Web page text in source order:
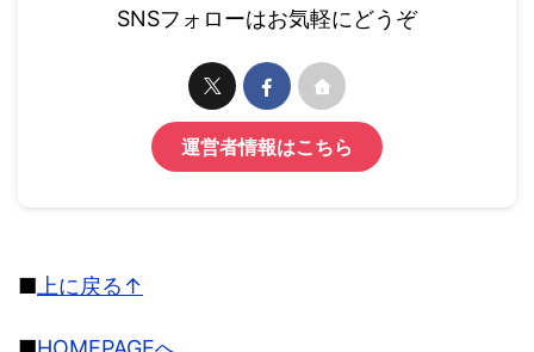
SNSフォローはお気軽にどうぞ
運営者情報はこちら
■ 上に戻る↑